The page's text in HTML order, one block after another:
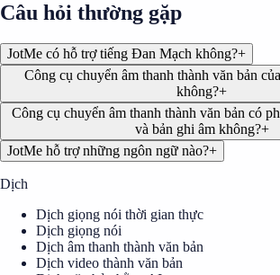
Câu hỏi thường gặp
JotMe có hỗ trợ tiếng Đan Mạch không?+
Công cụ chuyển âm thanh thành văn bản
không?+
Công cụ chuyển âm thanh thành văn bản có
và bản ghi âm không?+
JotMe hỗ trợ những ngôn ngữ nào?+
Dịch
Dịch giọng nói thời gian thực
Dịch giọng nói
Dịch âm thanh thành văn bản
Dịch video thành văn bản